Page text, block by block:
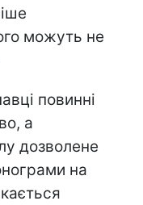
можуть не
повинні
а
дозволене
на